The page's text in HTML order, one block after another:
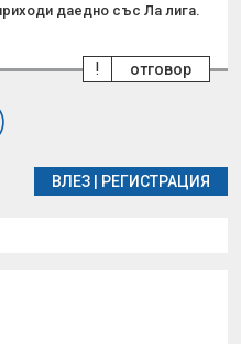
даедно със Ла лига.
отговор
!
ВЛЕЗ РЕГИСТРАЦИЯ